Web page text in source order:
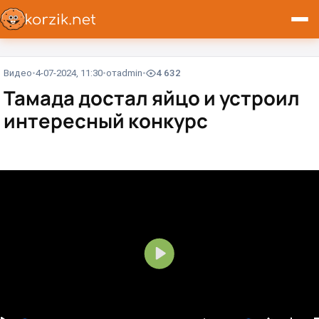
Видео 4-07-2024, 11:30 отadmin 4 632
Тамада достал яйцо и устроил
интересный конкурс
В